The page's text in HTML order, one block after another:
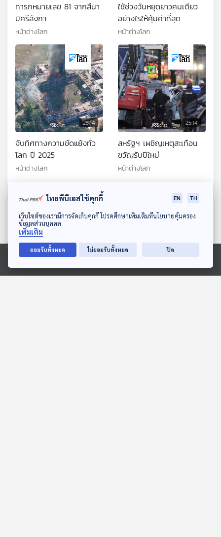
ดาวน์โหลด Thai PBS Podcast Application
Ⓒ 2020 องค์การกระจายเสียงและแพร่ภาพสาธารณะแห่งประเทศไทย
ทารกหมายเลข 81 จากสึนา
มิศรีลังกา
หน้าต่างโลก
ใช้ช่วงวันหยุดยาวคนเดียว
อย่างไรให้คุ้มค่าที่สุด
หน้าต่างโลก
25:14
จับทิศทางความขัดแย้งทั่ว
โลก ปี 2025
หน้าต่างโลก
25:14
สหรัฐฯ เผชิญเหตุสะเทือน
ขวัญรับปีใหม่
หน้าต่างโลก
ตอนที่เกี่ยวข้อง
ไทยพีบีเอสใช้คุกกี้ EN TH
เว็บไซต์ของเรามีการจัดเก็บคุกกี้ โปรดศึกษาเพิ่มเติมที่นโยบายคุ้มครอง
ข้อมูลส่วนบุคคล
เพิ่มเติม
ยอมรับทั้งหมด ไม่ยอมรับทั้งหมด ปิด